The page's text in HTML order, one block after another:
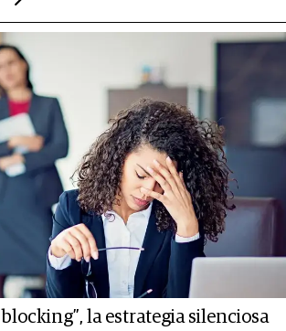
blocking”, la estrategia silenciosa